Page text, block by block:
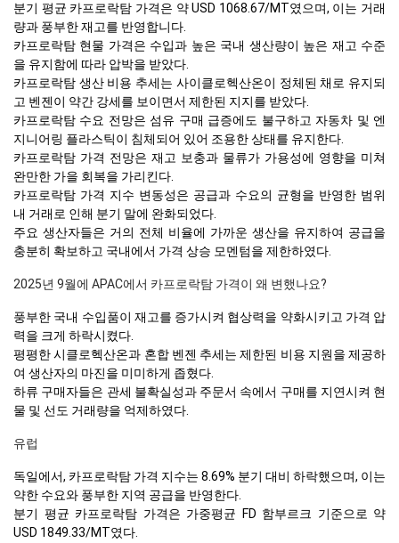
분기 평균 카프로락탐 가격은 약 USD 1068.67/MT였으며, 이는 거래
량과 풍부한 재고를 반영합니다.
카프로락탐 현물 가격은 수입과 높은 국내 생산량이 높은 재고 수준
을 유지함에 따라 압박을 받았다.
카프로락탐 생산 비용 추세는 사이클로헥산온이 정체된 채로 유지되
고 벤젠이 약간 강세를 보이면서 제한된 지지를 받았다.
카프로락탐 수요 전망은 섬유 구매 급증에도 불구하고 자동차 및 엔
지니어링 플라스틱이 침체되어 있어 조용한 상태를 유지한다.
카프로락탐 가격 전망은 재고 보충과 물류가 가용성에 영향을 미쳐
완만한 가을 회복을 가리킨다.
카프로락탐 가격 지수 변동성은 공급과 수요의 균형을 반영한 범위
내 거래로 인해 분기 말에 완화되었다.
주요 생산자들은 거의 전체 비율에 가까운 생산을 유지하여 공급을
충분히 확보하고 국내에서 가격 상승 모멘텀을 제한하였다.
2025년 9월에 APAC에서 카프로락탐 가격이 왜 변했나요?
풍부한 국내 수입품이 재고를 증가시켜 협상력을 약화시키고 가격 압
력을 크게 하락시켰다.
평평한 시클로헥산온과 혼합 벤젠 추세는 제한된 비용 지원을 제공하
여 생산자의 마진을 미미하게 좁혔다.
하류 구매자들은 관세 불확실성과 주문서 속에서 구매를 지연시켜 현
물 및 선도 거래량을 억제하였다.
유럽
독일에서, 카프로락탐 가격 지수는 8.69% 분기 대비 하락했으며, 이는
약한 수요와 풍부한 지역 공급을 반영한다.
분기 평균 카프로락탐 가격은 가중평균 FD 함부르크 기준으로 약
USD 1849.33/MT였다.